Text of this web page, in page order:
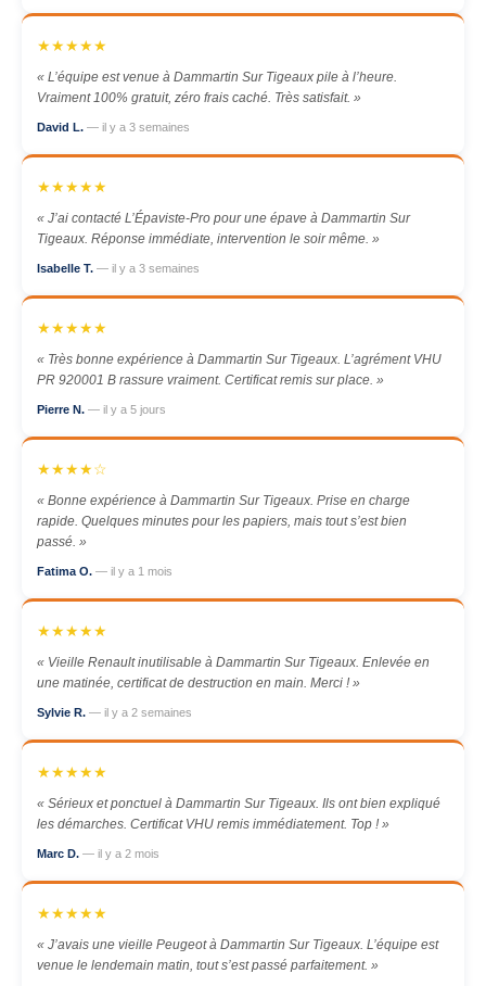
★★★★★
« L’équipe est venue à Dammartin Sur Tigeaux pile à l’heure.
Vraiment 100% gratuit, zéro frais caché. Très satisfait. »
David L. — il y a 3 semaines
★★★★★
« J’ai contacté L’Épaviste-Pro pour une épave à Dammartin Sur
Tigeaux. Réponse immédiate, intervention le soir même. »
Isabelle T. — il y a 3 semaines
★★★★★
« Très bonne expérience à Dammartin Sur Tigeaux. L’agrément VHU
PR 920001 B rassure vraiment. Certificat remis sur place. »
Pierre N. — il y a 5 jours
★★★★☆
« Bonne expérience à Dammartin Sur Tigeaux. Prise en charge
rapide. Quelques minutes pour les papiers, mais tout s’est bien
passé. »
Fatima O. — il y a 1 mois
★★★★★
« Vieille Renault inutilisable à Dammartin Sur Tigeaux. Enlevée en
une matinée, certificat de destruction en main. Merci ! »
Sylvie R. — il y a 2 semaines
★★★★★
« Sérieux et ponctuel à Dammartin Sur Tigeaux. Ils ont bien expliqué
les démarches. Certificat VHU remis immédiatement. Top ! »
Marc D. — il y a 2 mois
★★★★★
« J’avais une vieille Peugeot à Dammartin Sur Tigeaux. L’équipe est
venue le lendemain matin, tout s’est passé parfaitement. »